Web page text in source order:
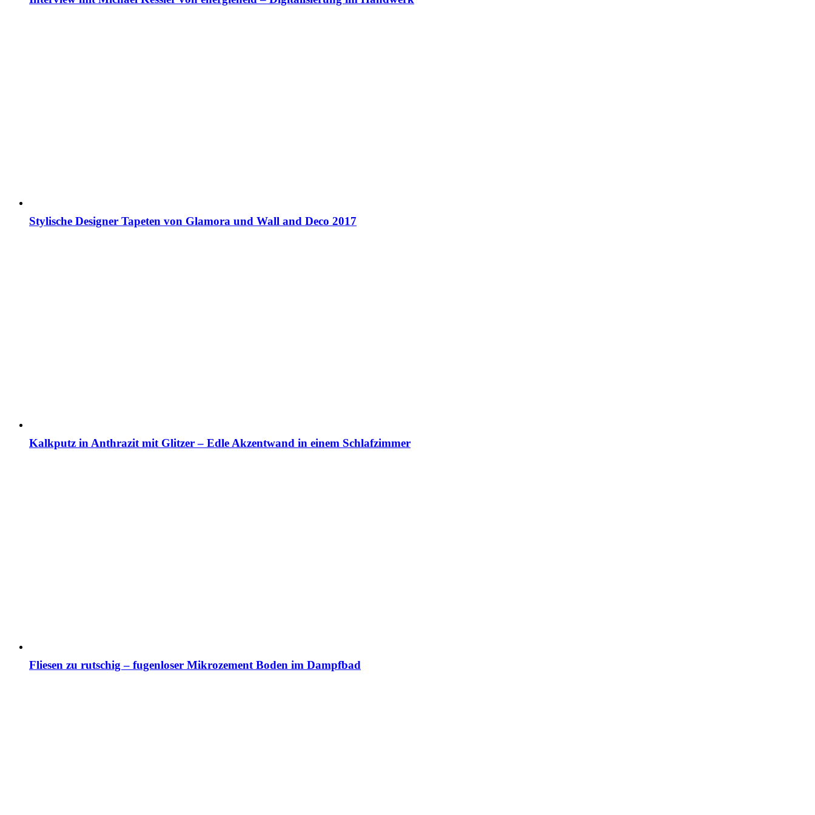
Stylische Designer Tapeten von Glamora und Wall and Deco 2017
Kalkputz in Anthrazit mit Glitzer – Edle Akzentwand in einem Schlafzimmer
Fliesen zu rutschig – fugenloser Mikrozement Boden im Dampfbad